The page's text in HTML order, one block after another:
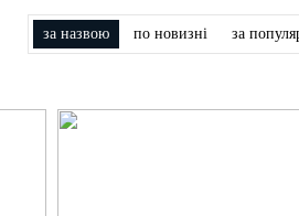
за назвою по новизні за